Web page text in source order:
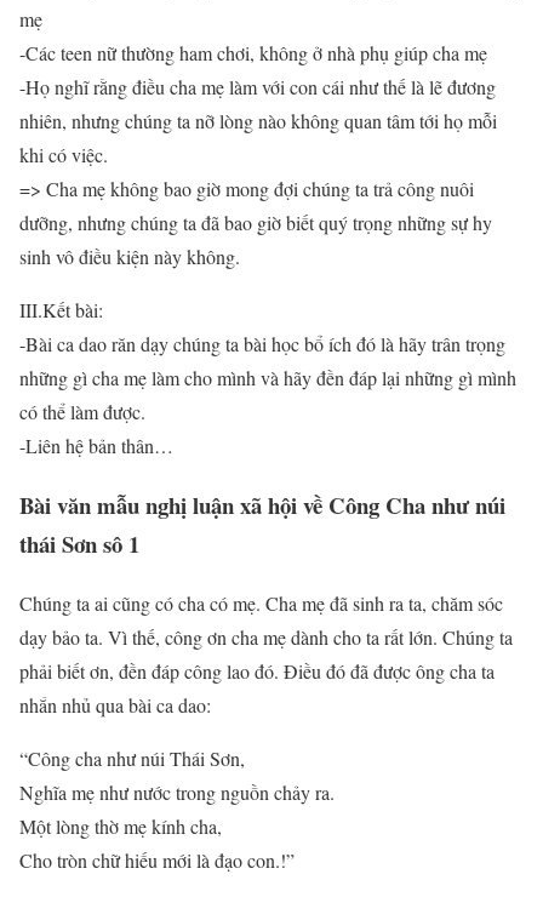
mẹ
-Các teen nữ thường ham chơi, không ở nhà phụ giúp cha mẹ
-Họ nghĩ rằng điều cha mẹ làm với con cái như thế là lẽ đương
nhiên, nhưng chúng ta nỡ lòng nào không quan tâm tới họ mỗi
khi có việc.
=> Cha mẹ không bao giờ mong đợi chúng ta trả công nuôi
dưỡng, nhưng chúng ta đã bao giờ biết quý trọng những sự hy
sinh vô điều kiện này không.
III.Kết bài:
-Bài ca dao răn dạy chúng ta bài học bổ ích đó là hãy trân trọng
những gì cha mẹ làm cho mình và hãy đền đáp lại những gì mình
có thể làm được.
-Liên hệ bản thân…
Bài văn mẫu nghị luận xã hội về Công Cha như núi
thái Sơn sô 1
Chúng ta ai cũng có cha có mẹ. Cha mẹ đã sinh ra ta, chăm sóc
dạy bảo ta. Vì thế, công ơn cha mẹ dành cho ta rất lớn. Chúng ta
phải biết ơn, đền đáp công lao đó. Điều đó đã được ông cha ta
nhắn nhủ qua bài ca dao:
“Công cha như núi Thái Sơn,
Nghĩa mẹ như nước trong nguồn chảy ra.
Một lòng thờ mẹ kính cha,
Cho tròn chữ hiếu mới là đạo con.!”